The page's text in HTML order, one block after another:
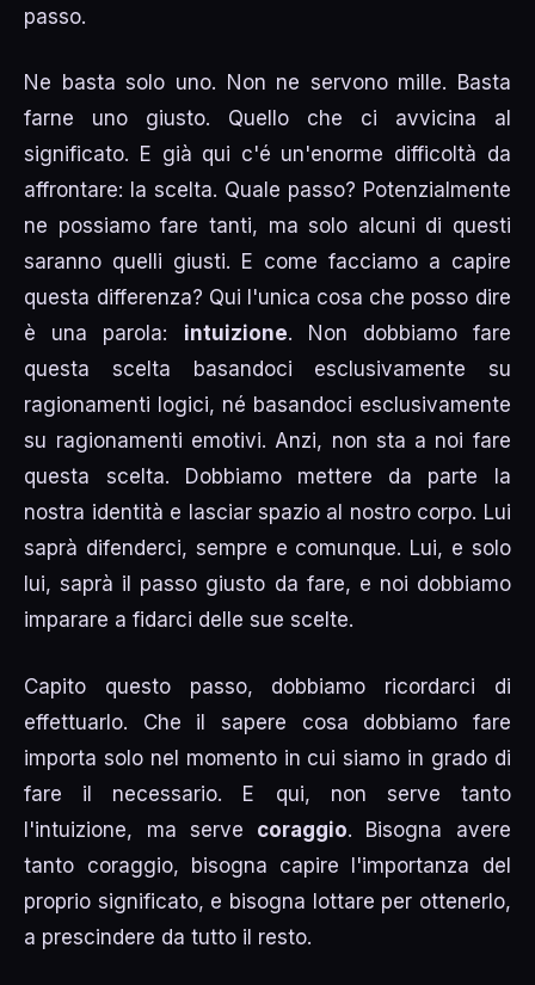
passo.
Ne basta solo uno. Non ne servono mille. Basta
farne uno giusto. Quello che ci avvicina al
significato. E già qui c'é un'enorme difficoltà da
affrontare: la scelta. Quale passo? Potenzialmente
ne possiamo fare tanti, ma solo alcuni di questi
saranno quelli giusti. E come facciamo a capire
questa differenza? Qui l'unica cosa che posso dire
è una parola: intuizione. Non dobbiamo fare
questa scelta basandoci esclusivamente su
ragionamenti logici, né basandoci esclusivamente
su ragionamenti emotivi. Anzi, non sta a noi fare
questa scelta. Dobbiamo mettere da parte la
nostra identità e lasciar spazio al nostro corpo. Lui
saprà difenderci, sempre e comunque. Lui, e solo
lui, saprà il passo giusto da fare, e noi dobbiamo
imparare a fidarci delle sue scelte.
Capito questo passo, dobbiamo ricordarci di
effettuarlo. Che il sapere cosa dobbiamo fare
importa solo nel momento in cui siamo in grado di
fare il necessario. E qui, non serve tanto
l'intuizione, ma serve coraggio. Bisogna avere
tanto coraggio, bisogna capire l'importanza del
proprio significato, e bisogna lottare per ottenerlo,
a prescindere da tutto il resto.